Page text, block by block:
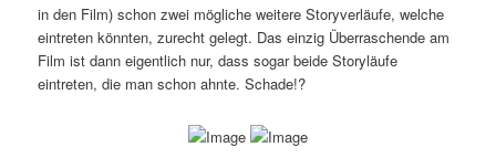
in den Film) schon zwei mögliche weitere Storyverläufe, welche
eintreten könnten, zurecht gelegt. Das einzig Überraschende am
Film ist dann eigentlich nur, dass sogar beide Storyläufe
eintreten, die man schon ahnte. Schade!?